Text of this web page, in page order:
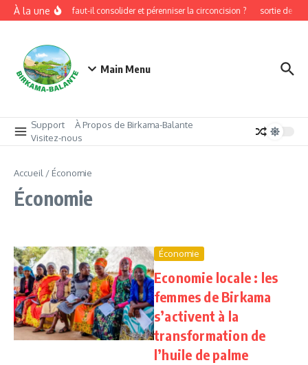
Aller au contenu
À la unePourquoi faut-il consolider et pérenniser la circoncision ? sortie de
Main Menu
Support
À Propos de Birkama-Balante
Visitez-nous
Accueil / Économie
Économie
Économie
Economie locale : les
femmes de Birkama
s’activent à la
transformation de
l’huile de palme